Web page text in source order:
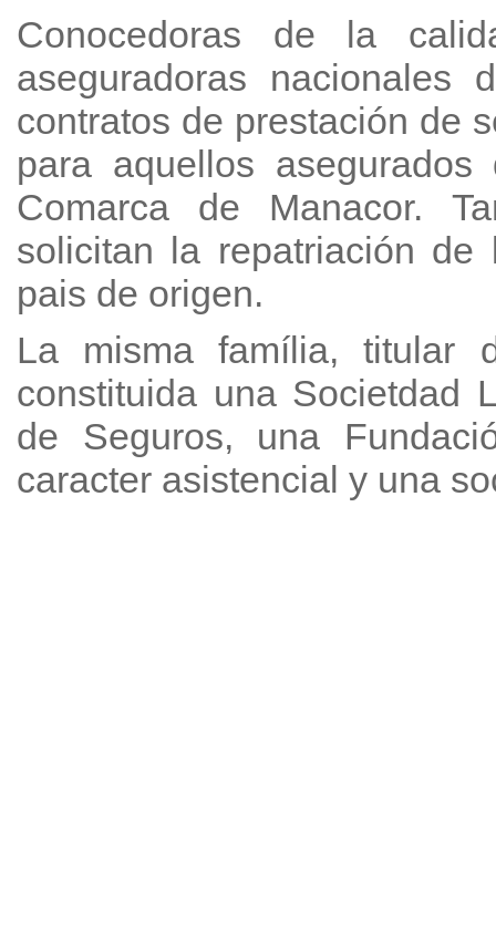
Conocedoras de la
aseguradoras nacionales
contratos de prestación de
para aquellos
Comarca de Manacor.
solicitan la repatriación
pais de origen.
La misma família, titular
constituida una Societdad
de Seguros, una
caracter asistencial y una